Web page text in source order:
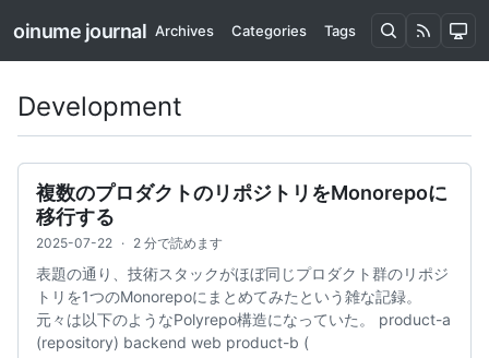
oinume journal Archives Categories Tags
Development
複数のプロダクトのリポジトリをMonorepoに
移行する
2025-07-22 · 2 分で読めます
表題の通り、技術スタックがほぼ同じプロダクト群のリポジ
トリを1つのMonorepoにまとめてみたという雑な記録。
元々は以下のようなPolyrepo構造になっていた。 product-a
(repository) backend web product-b (